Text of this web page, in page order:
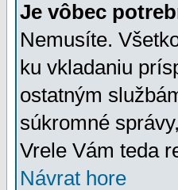
Je vôbec
Nemusíte.
ku vkladaniu
ostatným
súkromné
Vrele Vám teda
Návrat hore